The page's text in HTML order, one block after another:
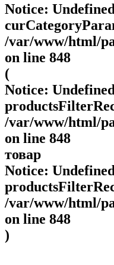
Notice:
/var/www/html/
on line 848
(
Notice:
/var/www/html/
on line 848
товар
Notice:
/var/www/html/
on line 848
)